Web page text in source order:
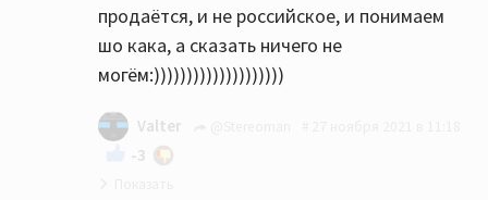
продаётся, и не российское, и понимаем
шо кака, а сказать ничего не
могём:))))))))))))))))))))
Valter
-3